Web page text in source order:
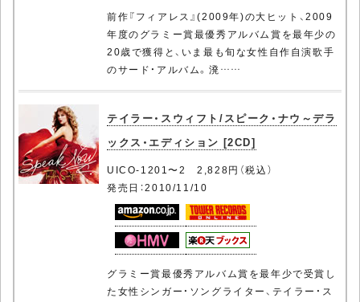
前作『フィアレス』(2009年)の大ヒット、2009
年度のグラミー賞最優秀アルバム賞を最年少の
20歳で獲得と、いま最も旬な女性自作自演歌手
のサード・アルバム。溌……
テイラー・スウィフト/スピーク・ナウ～デラ
ックス・エディション [2CD]
UICO-1201〜2 2,828円（税込）
発売日：2010/11/10
グラミー賞最優秀アルバム賞を最年少で受賞し
た女性シンガー・ソングライター、テイラー・ス